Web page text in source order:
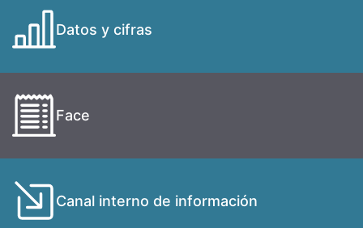
Datos y cifras
Face
Canal interno de información